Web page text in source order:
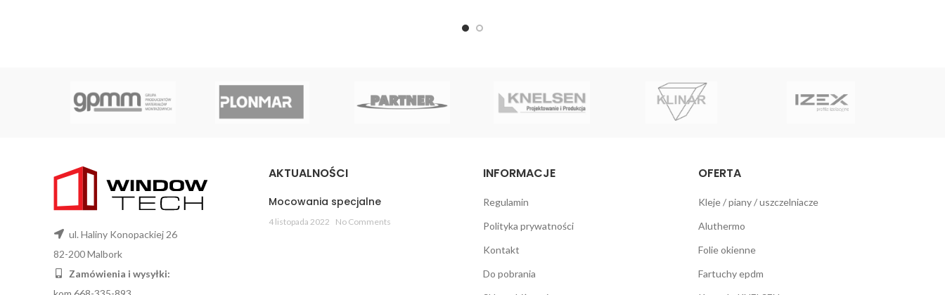
ul. Haliny Konopackiej 26
82-200 Malbork
Zamówienia i wysyłki:
AKTUALNOŚCI
Mocowania specjalne
4 listopada 2022 No Comments
INFORMACJE
Regulamin
Polityka prywatności
Kontakt
Do pobrania
OFERTA
Kleje / piany / uszczelniacze
Aluthermo
Folie okienne
Fartuchy epdm